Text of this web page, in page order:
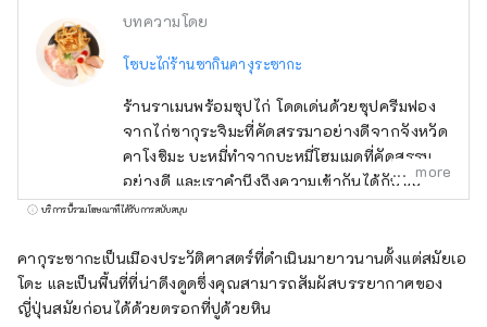
บทความโดย
โซบะไก่ร้านซากินคางุระซากะ
ร้านราเมนพร้อมซุปไก่ โดดเด่นด้วยซุปครีมฟอง
จากไก่ซากุระจิมะที่คัดสรรมาอย่างดีจากจังหวัด
คาโงชิมะ บะหมี่ทำจากบะหมี่โฮมเมดที่คัดสรรมา
อย่างดี และเราคำนึงถึงความเข้ากันได้กับซุป
และเราได้สร้างต้นแบบขึ้นมาหลายแบบเพื่อให้ได้
การโต้ตอบกับซุป รากหญ้าเจ้าชู้ผัดก็เป็นหนึ่งใน
คุณสมบัติที่ทำให้เกิดสำเนียงทางศิลปะและมี
รสนิยม นอกจากนี้ พวกเขาให้ความสำคัญกับตู้
more
บริการนี้รวมโฆษณาที่ได้รับการสนับสนุน
คากุระซากะเป็นเมืองประวัติศาสตร์ที่ดำเนินมายาวนานตั้งแต่สมัยเอ
โดะ และเป็นพื้นที่ที่น่าดึงดูดซึ่งคุณสามารถสัมผัสบรรยากาศของ
ญี่ปุ่นสมัยก่อนได้ด้วยตรอกที่ปูด้วยหิน